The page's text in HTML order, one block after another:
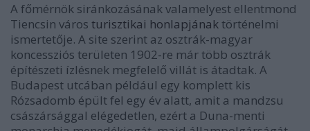
A főmérnök siránkozásának valamelyest ellentmond
Tiencsin város turisztikai honlapjának történelmi
ismertetője. A site szerint az osztrák-magyar
koncessziós területen 1902-re már több osztrák
építészeti ízlésnek megfelelő villát is átadtak. A
Budapest utcában például egy komplett kis
Rózsadomb épült fel egy év alatt, amit a mandzsu
császársággal elégedetlen, ezért a Duna-menti